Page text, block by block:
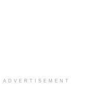
ADVERTISEMENT